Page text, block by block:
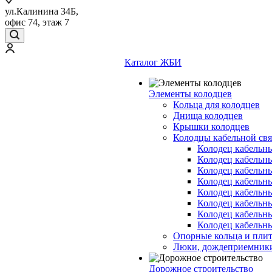
ул.Калинина 34Б,
офис 74, этаж 7
Каталог ЖБИ
Элементы колодцев
Кольца для колодцев
Днища колодцев
Крышки колодцев
Колодцы кабельной
Колодец
Колодец
Колодец
Колодец
Колодец
Колодец
Колодец
Колодец
Опорные кольца и
Люки,
Дорожное строительство